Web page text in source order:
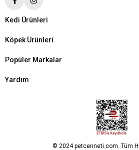
Kedi Ürünleri
Köpek Ürünleri
Popüler Markalar
Yardım
© 2024 petcenneti.com. Tüm